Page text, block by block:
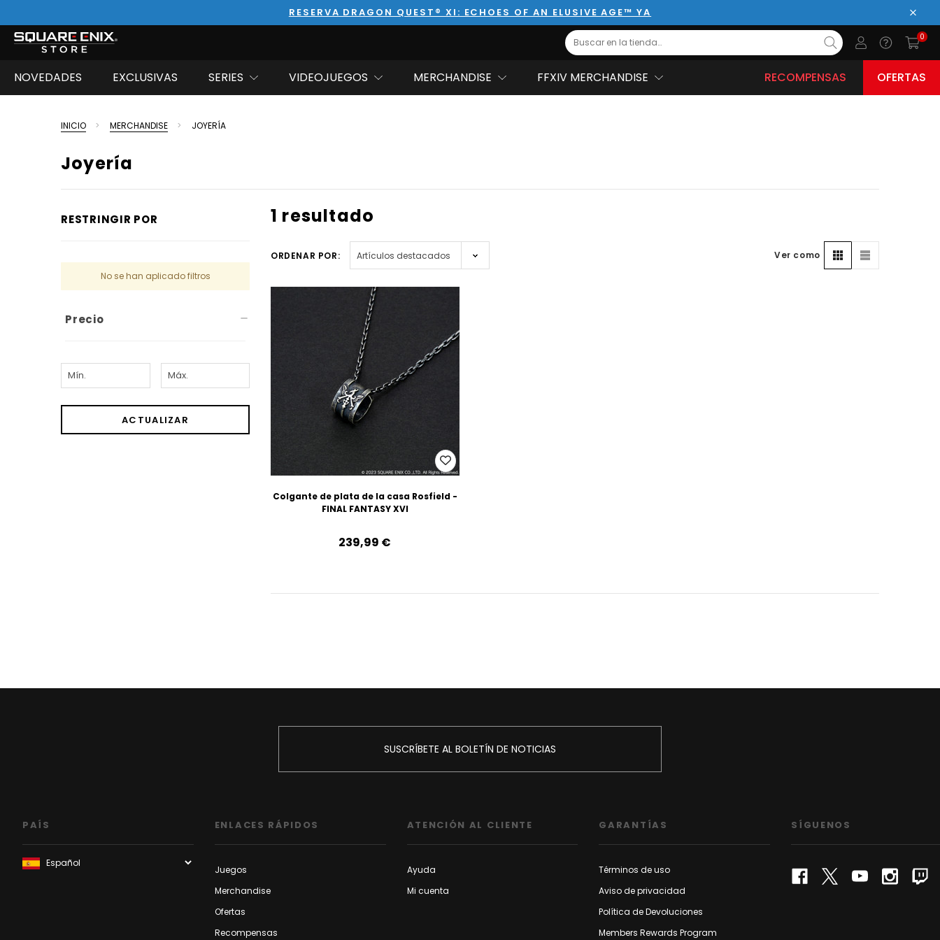
RESERVA DRAGON QUEST® XI: ECHOES OF AN ELUSIVE AGE™ YA
Cerrar
Search
0
NOVEDADES EXCLUSIVAS SERIES VIDEOJUEGOS MERCHANDISE FFXIV MERCHANDISE RECOMPENSAS OFERTAS
INICIO MERCHANDISE JOYERÍA
Joyería
RESTRINGIR POR
No se han aplicado filtros
Precio
ACTUALIZAR
1 resultado
ORDENAR POR: Ver como
Colgante de plata de la casa Rosfield -
FINAL FANTASY XVI
239,99‎ ‎€
SUSCRÍBETE AL BOLETÍN DE NOTICIAS
PAÍS ENLACES RÁPIDOS
Juegos
Merchandise
Ofertas
Recompensas
ATENCIÓN AL CLIENTE
Ayuda
Mi cuenta
GARANTÍAS
Términos de uso
Aviso de privacidad
Política de Devoluciones
Members Rewards Program
SÍGUENOS